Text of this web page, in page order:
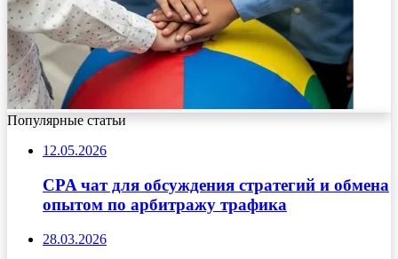
Популярные статьи
12.05.2026
CPA чат для обсуждения стратегий и обмена
опытом по арбитражу трафика
28.03.2026